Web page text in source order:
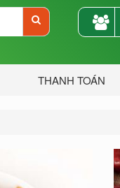
THANH TOÁN